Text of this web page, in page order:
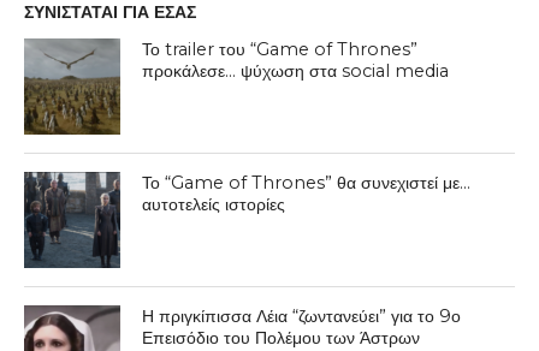
ΣΥΝΙΣΤΑΤΑΙ ΓΙΑ ΕΣΑΣ
Το trailer του “Game of Thrones”
προκάλεσε… ψύχωση στα social media
Το “Game of Thrones” θα συνεχιστεί με…
αυτοτελείς ιστορίες
Η πριγκίπισσα Λέια “ζωντανεύει” για το 9ο
Επεισόδιο του Πολέμου των Άστρων